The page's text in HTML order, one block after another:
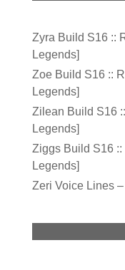
Zyra Build S16 ::
Legends]
Zoe Build S16 ::
Legends]
Zilean Build S16
Legends]
Ziggs Build S16 ::
Legends]
Zeri Voice Lines